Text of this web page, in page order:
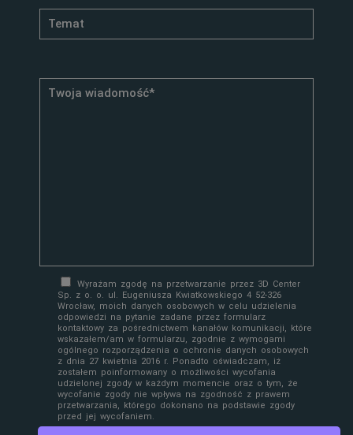
Wyrażam zgodę na przetwarzanie przez 3D Center
Sp. z o. o. ul. Eugeniusza Kwiatkowskiego 4 52-326
Wrocław, moich danych osobowych w celu udzielenia
odpowiedzi na pytanie zadane przez formularz
kontaktowy za pośrednictwem kanałów komunikacji, które
wskazałem/am w formularzu, zgodnie z wymogami
ogólnego rozporządzenia o ochronie danych osobowych
z dnia 27 kwietnia 2016 r. Ponadto oświadczam, iż
zostałem poinformowany o możliwości wycofania
udzielonej zgody w każdym momencie oraz o tym, że
wycofanie zgody nie wpływa na zgodność z prawem
przetwarzania, którego dokonano na podstawie zgody
przed jej wycofaniem.